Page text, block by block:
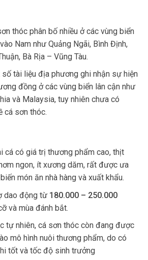
thóc phân bố nhiều ở các vùng biển
Nam như Quảng Ngãi, Bình Định,
Bà Rịa – Vũng Tàu.
số tài liệu địa phương ghi nhận sự hiện
đồng ở các vùng biển lân cận như
và Malaysia, tuy nhiên chưa có
cá sơn thóc.
cá có giá trị thương phẩm cao, thịt
ngon, ít xương dăm, rất được ưa
món ăn nhà hàng và xuất khẩu.
dao động từ 180.000 – 250.000
và mùa đánh bắt.
tự nhiên, cá sơn thóc còn đang được
mô hình nuôi thương phẩm, do có
tốt và tốc độ sinh trưởng